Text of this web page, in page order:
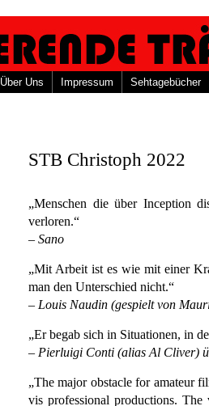
Über Uns Impressum Sehtagebücher
STB Christoph 2022
„Menschen die über Inception
verloren.“
– Sano
„Mit Arbeit ist es wie mit einer
man den Unterschied nicht.“
– Louis Naudin (gespielt von
„Er begab sich in Situationen, in
– Pierluigi Conti (alias Al Cliver)
„The major obstacle for amateur
vis professional productions. The